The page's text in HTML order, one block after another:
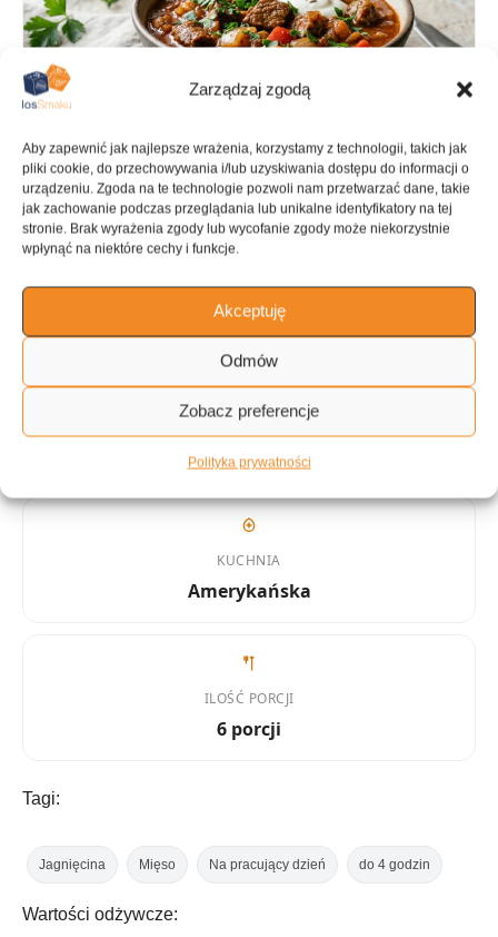
Zarządzaj zgodą
Aby zapewnić jak najlepsze wrażenia, korzystamy z technologii, takich jak
pliki cookie, do przechowywania i/lub uzyskiwania dostępu do informacji o
urządzeniu. Zgoda na te technologie pozwoli nam przetwarzać dane, takie
jak zachowanie podczas przeglądania lub unikalne identyfikatory na tej
stronie. Brak wyrażenia zgody lub wycofanie zgody może niekorzystnie
wpłynąć na niektóre cechy i funkcje.
Akceptuję
Odmów
Zobacz preferencje
Polityka prywatności
153 kcal Gulasz
KUCHNIA
Amerykańska
ILOŚĆ PORCJI
6 porcji
Tagi:
Jagnięcina Mięso Na pracujący dzień do 4 godzin
Wartości odżywcze: